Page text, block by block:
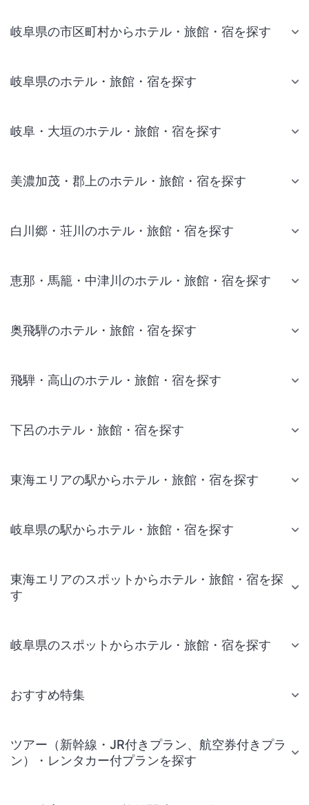
岐阜県の市区町村からホテル・旅館・宿を探す
岐阜県のホテル・旅館・宿を探す
岐阜・大垣のホテル・旅館・宿を探す
美濃加茂・郡上のホテル・旅館・宿を探す
白川郷・荘川のホテル・旅館・宿を探す
恵那・馬籠・中津川のホテル・旅館・宿を探す
奥飛騨のホテル・旅館・宿を探す
飛騨・高山のホテル・旅館・宿を探す
下呂のホテル・旅館・宿を探す
東海エリアの駅からホテル・旅館・宿を探す
岐阜県の駅からホテル・旅館・宿を探す
東海エリアのスポットからホテル・旅館・宿を探
す
岐阜県のスポットからホテル・旅館・宿を探す
おすすめ特集
ツアー（新幹線・JR付きプラン、航空券付きプラ
ン）・レンタカー付プランを探す